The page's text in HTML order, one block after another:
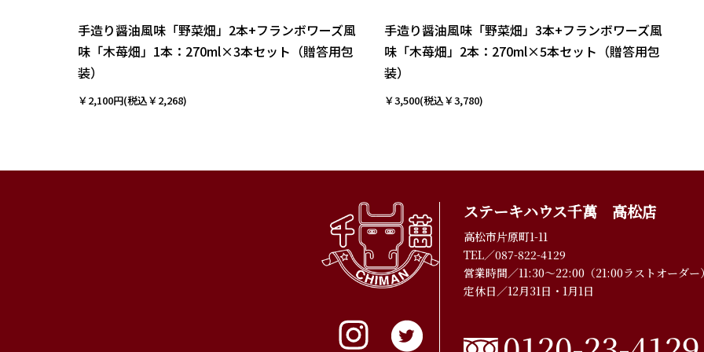
手造り醤油風味「野菜畑」2本+フランボワーズ風
味「木苺畑」1本：270ml×3本セット（贈答用包
装）
￥2,100円(税込￥2,268)
手造り醤油風味「野菜畑」3本+フランボワーズ風
味「木苺畑」2本：270ml×5本セット（贈答用包
装）
￥3,500(税込￥3,780)
ステーキハウス千萬 高松店
高松市片原町1-11
TEL／087-822-4129
営業時間／11:30〜22:00（21:00ラストオーダー
定休日／12月31日・1月1日